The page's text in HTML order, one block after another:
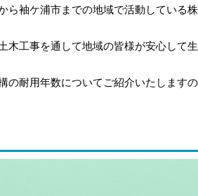
ら袖ケ浦市までの地域で活動している
工事を通して地域の皆様が安心して
の耐用年数についてご紹介いたします